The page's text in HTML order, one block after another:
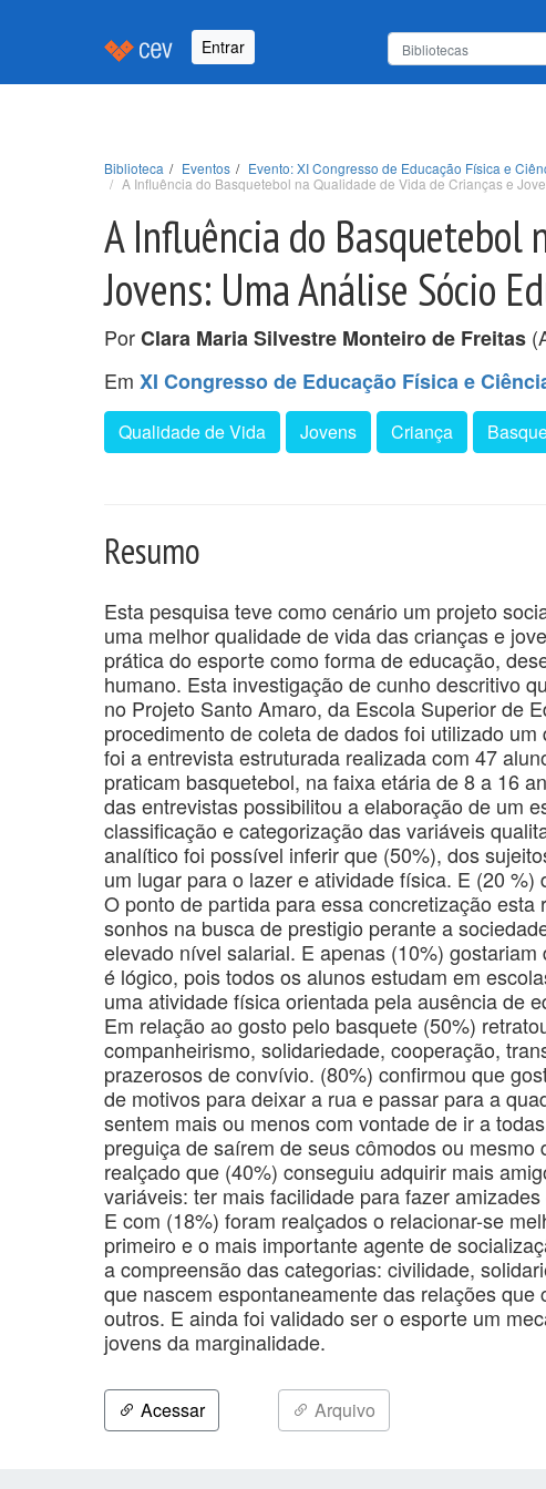
Entrar
Biblioteca Eventos
Evento: XI Congresso de Educação Física e
A Influência do Basquetebol na Qualidade de Vida de Crianças e
A Influência do Basquetebol
Jovens: Uma Análise Sócio
PorClara Maria Silvestre Monteiro de Freitas
Em XI Congresso de Educação Física e
Qualidade de Vida Jovens Criança
Resumo
Esta pesquisa teve como cenário um projeto
uma melhor qualidade de vida das crianças e
prática do esporte como forma de educação,
humano. Esta investigação de cunho descritivo
no Projeto Santo Amaro, da Escola Superior de
procedimento de coleta de dados foi utilizado
foi a entrevista estruturada realizada com 47
praticam basquetebol, na faixa etária de 8 a 16
das entrevistas possibilitou a elaboração de um
classificação e categorização das variáveis
analítico foi possível inferir que (50%), dos
um lugar para o lazer e atividade física. E (20
O ponto de partida para essa concretização
sonhos na busca de prestigio perante a
elevado nível salarial. E apenas (10%)
é lógico, pois todos os alunos estudam em
uma atividade física orientada pela ausência de
Em relação ao gosto pelo basquete (50%)
companheirismo, solidariedade, cooperação,
prazerosos de convívio. (80%) confirmou que
de motivos para deixar a rua e passar para a
sentem mais ou menos com vontade de ir a
preguiça de saírem de seus cômodos ou mesmo
realçado que (40%) conseguiu adquirir mais
variáveis: ter mais facilidade para fazer
E com (18%) foram realçados o relacionar-se
primeiro e o mais importante agente de
a compreensão das categorias: civilidade,
que nascem espontaneamente das relações
outros. E ainda foi validado ser o esporte um
jovens da marginalidade.
Acessar Arquivo